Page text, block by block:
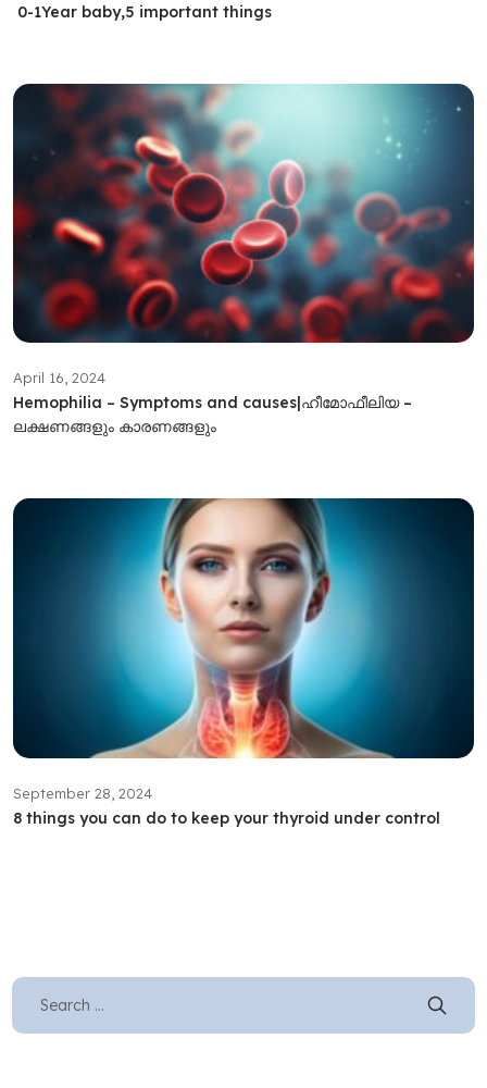
0-1Year baby,5 important things
April 16, 2024
Hemophilia – Symptoms and causes|ഹീമോഫീലിയ –
ലക്ഷണങ്ങളും കാരണങ്ങളും
September 28, 2024
8 things you can do to keep your thyroid under control